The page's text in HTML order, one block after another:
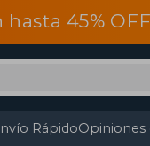
hasta 45%
RápidoOpiniones